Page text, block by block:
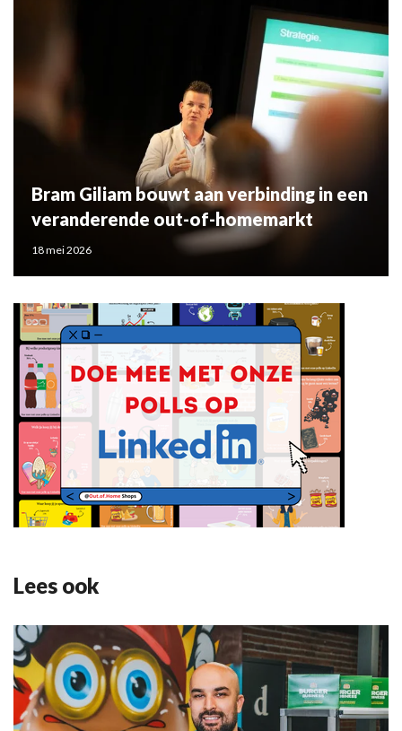
Bram Giliam bouwt aan verbinding in een
veranderende out-of-homemarkt
18 mei 2026
Lees ook